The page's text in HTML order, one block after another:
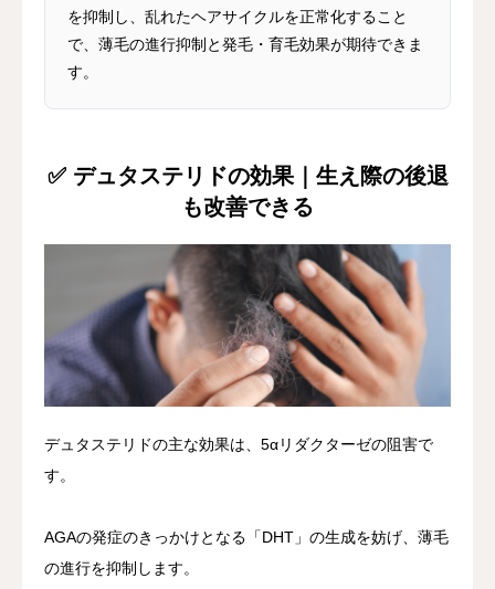
を抑制し、乱れたヘアサイクルを正常化すること
で、薄毛の進行抑制と発毛・育毛効果が期待できま
す。
✅ デュタステリドの効果｜生え際の後退
も改善できる
デュタステリドの主な効果は、5αリダクターゼの阻害で
す。
AGAの発症のきっかけとなる「DHT」の生成を妨げ、薄毛
の進行を抑制します。